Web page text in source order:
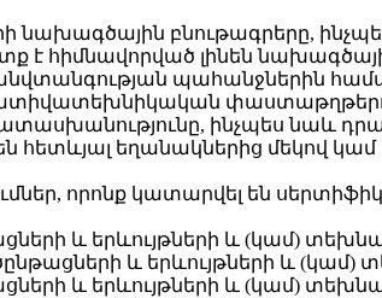
նախագծային բնութագրերը,
է հիմնավորված լինեն
պահանջներին
ինչպես նաև
հետևյալ եղանակներից մեկով կամ
որոնք կատարվել են
և երևույթների և (կամ)
և երևույթների և
և երևույթների և (կամ)